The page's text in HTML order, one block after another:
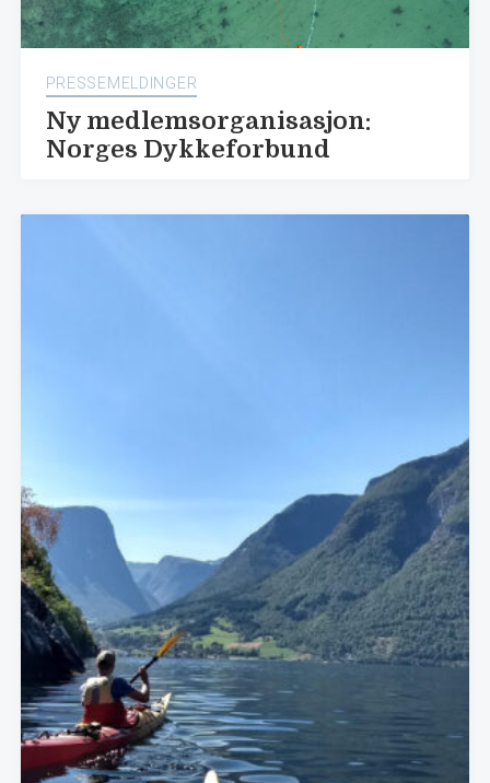
PRESSEMELDINGER
Ny medlemsorganisasjon:
Norges Dykkeforbund